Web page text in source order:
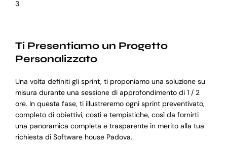
3
Ti Presentiamo un Progetto
Personalizzato
Una volta definiti gli sprint, ti proponiamo una soluzione su
misura durante una sessione di approfondimento di 1 / 2
ore. In questa fase, ti illustreremo ogni sprint preventivato,
completo di obiettivi, costi e tempistiche, così da fornirti
una panoramica completa e trasparente in merito alla tua
richiesta di Software house Padova.